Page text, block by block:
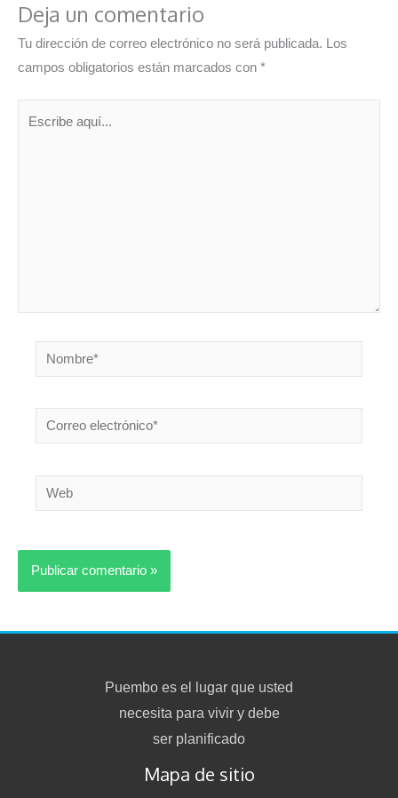
Deja un comentario
Tu dirección de correo electrónico no será publicada. Los
campos obligatorios están marcados con *
Nombre*
Correo
electrónico*
Web
Puembo es el lugar que usted
necesita para vivir y debe
ser planificado
Mapa de sitio